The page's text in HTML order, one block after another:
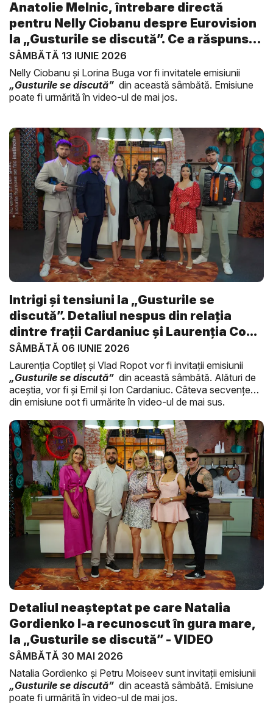
Anatolie Melnic, întrebare directă
pentru Nelly Ciobanu despre Eurovision
la „Gusturile se discută”. Ce a răspuns
i...
SÂMBĂTĂ 13 IUNIE 2026
Nelly Ciobanu și Lorina Buga vor fi invitatele emisiunii
„Gusturile se discută” din această sâmbătă. Emisiune
poate fi urmărită în video-ul de mai jos.
Intrigi și tensiuni la „Gusturile se
discută”. Detaliul nespus din relația
dintre frații Cardaniuc și Laurenția Co...
SÂMBĂTĂ 06 IUNIE 2026
Laurenția Coptileț și Vlad Ropot vor fi invitații emisiunii
„Gusturile se discută” din această sâmbătă. Alături de
aceștia, vor fi și Emil și Ion Cardaniuc. Câteva secvențe
din emisiune pot fi urmărite în video-ul de mai sus.
Detaliul neașteptat pe care Natalia
Gordienko l-a recunoscut în gura mare,
la „Gusturile se discută” - VIDEO
SÂMBĂTĂ 30 MAI 2026
Natalia Gordienko și Petru Moiseev sunt invitații emisiunii
„Gusturile se discută” din această sâmbătă. Emisiune
poate fi urmărită în video-ul de mai jos.